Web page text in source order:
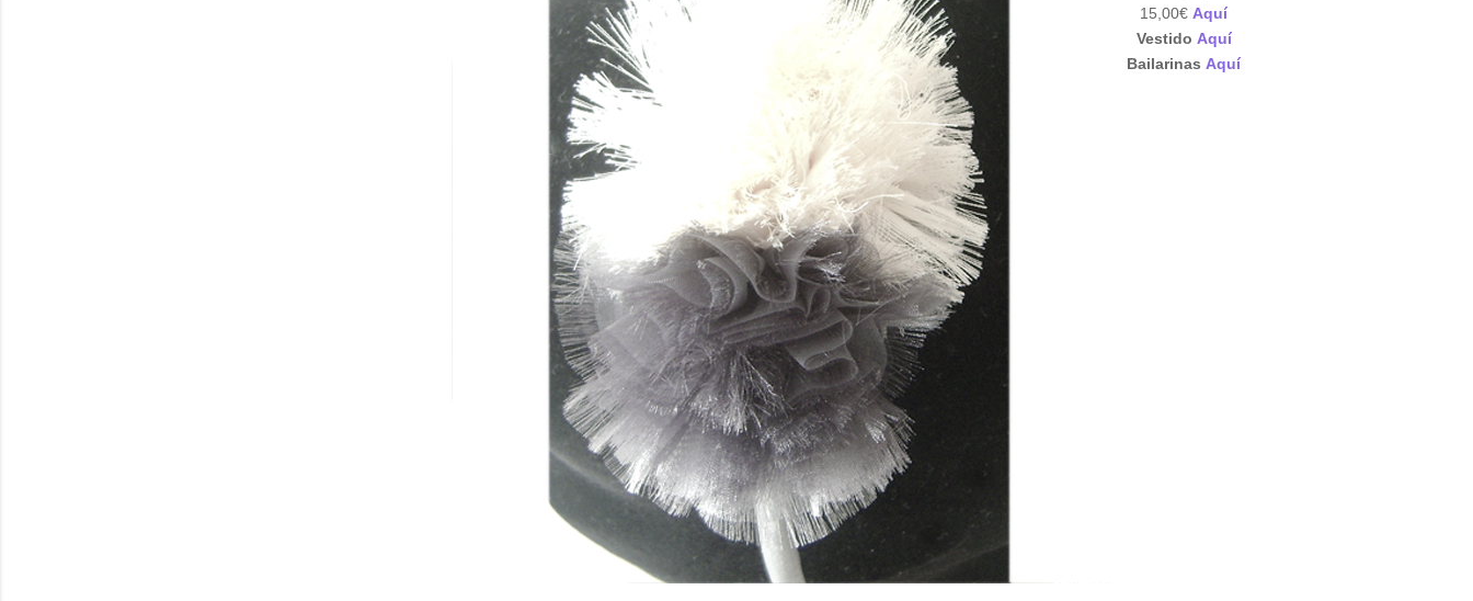
15,00€ Aquí
Vestido Aquí
Bailarinas Aquí